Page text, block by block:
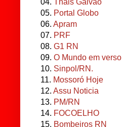
04. Thais Galvão
05. Portal Globo
06. Apram
07. PRF
08. G1 RN
09. O Mundo em verso
10. Sinpol/RN.
11. Mossoró Hoje
12. Assu Noticia
13. PM/RN
14. FOCOELHO
15. Bombeiros RN